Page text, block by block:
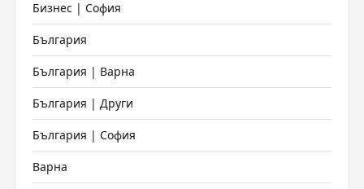
Бизнес | София
България
България | Варна
България | Други
България | София
Варна